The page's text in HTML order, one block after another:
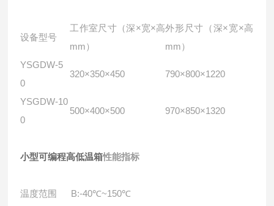
设备型号
工作室尺寸（深×宽×高
mm）
外形尺寸（深×宽×高
mm）
YSGDW-5
0
320×350×450 790×800×1220
YSGDW-10
0
500×400×500 970×850×1320
小型可编程高低温箱性能指标
温度范围
B:-40℃~150℃